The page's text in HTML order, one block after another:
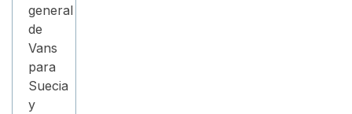
general
de
Vans
para
Suecia
y